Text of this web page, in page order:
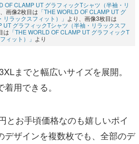
OF CLAMP UT グラフィックTシャツ（半袖・リ
画像2枚目は 「THE WORLD OF CLAMP UT グ
ラックスフィット）」 より、画像3枚目は
UT グラフィックTシャツ（半袖・リラックスフ
は 「THE WORLD OF CLAMP UT グラフィックT
ィット）」 より
までと幅広いサイズを展開。
用できる。
とお手頃価格なのも嬉しいポイ
デザインを複数枚でも、全部のデ